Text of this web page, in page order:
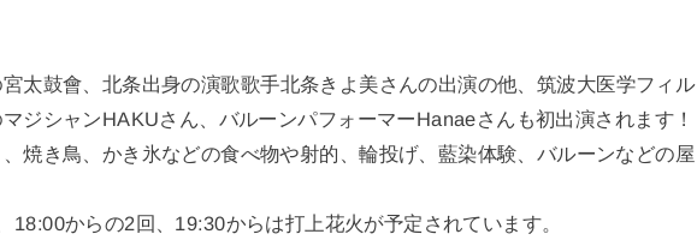
太鼓會、北条出身の演歌歌手北条きよ美さんの出演の他、筑波大医学フィル
ジシャンHAKUさん、バルーンパフォーマーHanaeさんも初出演されます！
焼き鳥、かき氷などの食べ物や射的、輪投げ、藍染体験、バルーンなどの屋
18:00からの2回、19:30からは打上花火が予定されています。